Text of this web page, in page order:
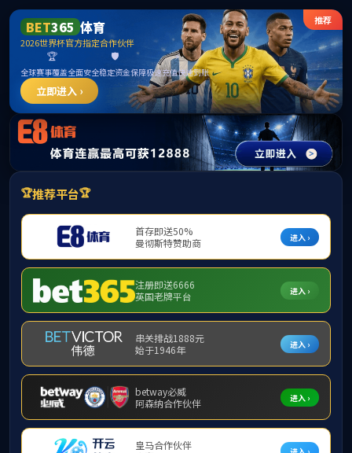
中国·必威(bw·西汉姆联)有限公司-Official
website
提示：访问地址无效，1349/http:/279找不到对应的栏目！
首页 关闭此页